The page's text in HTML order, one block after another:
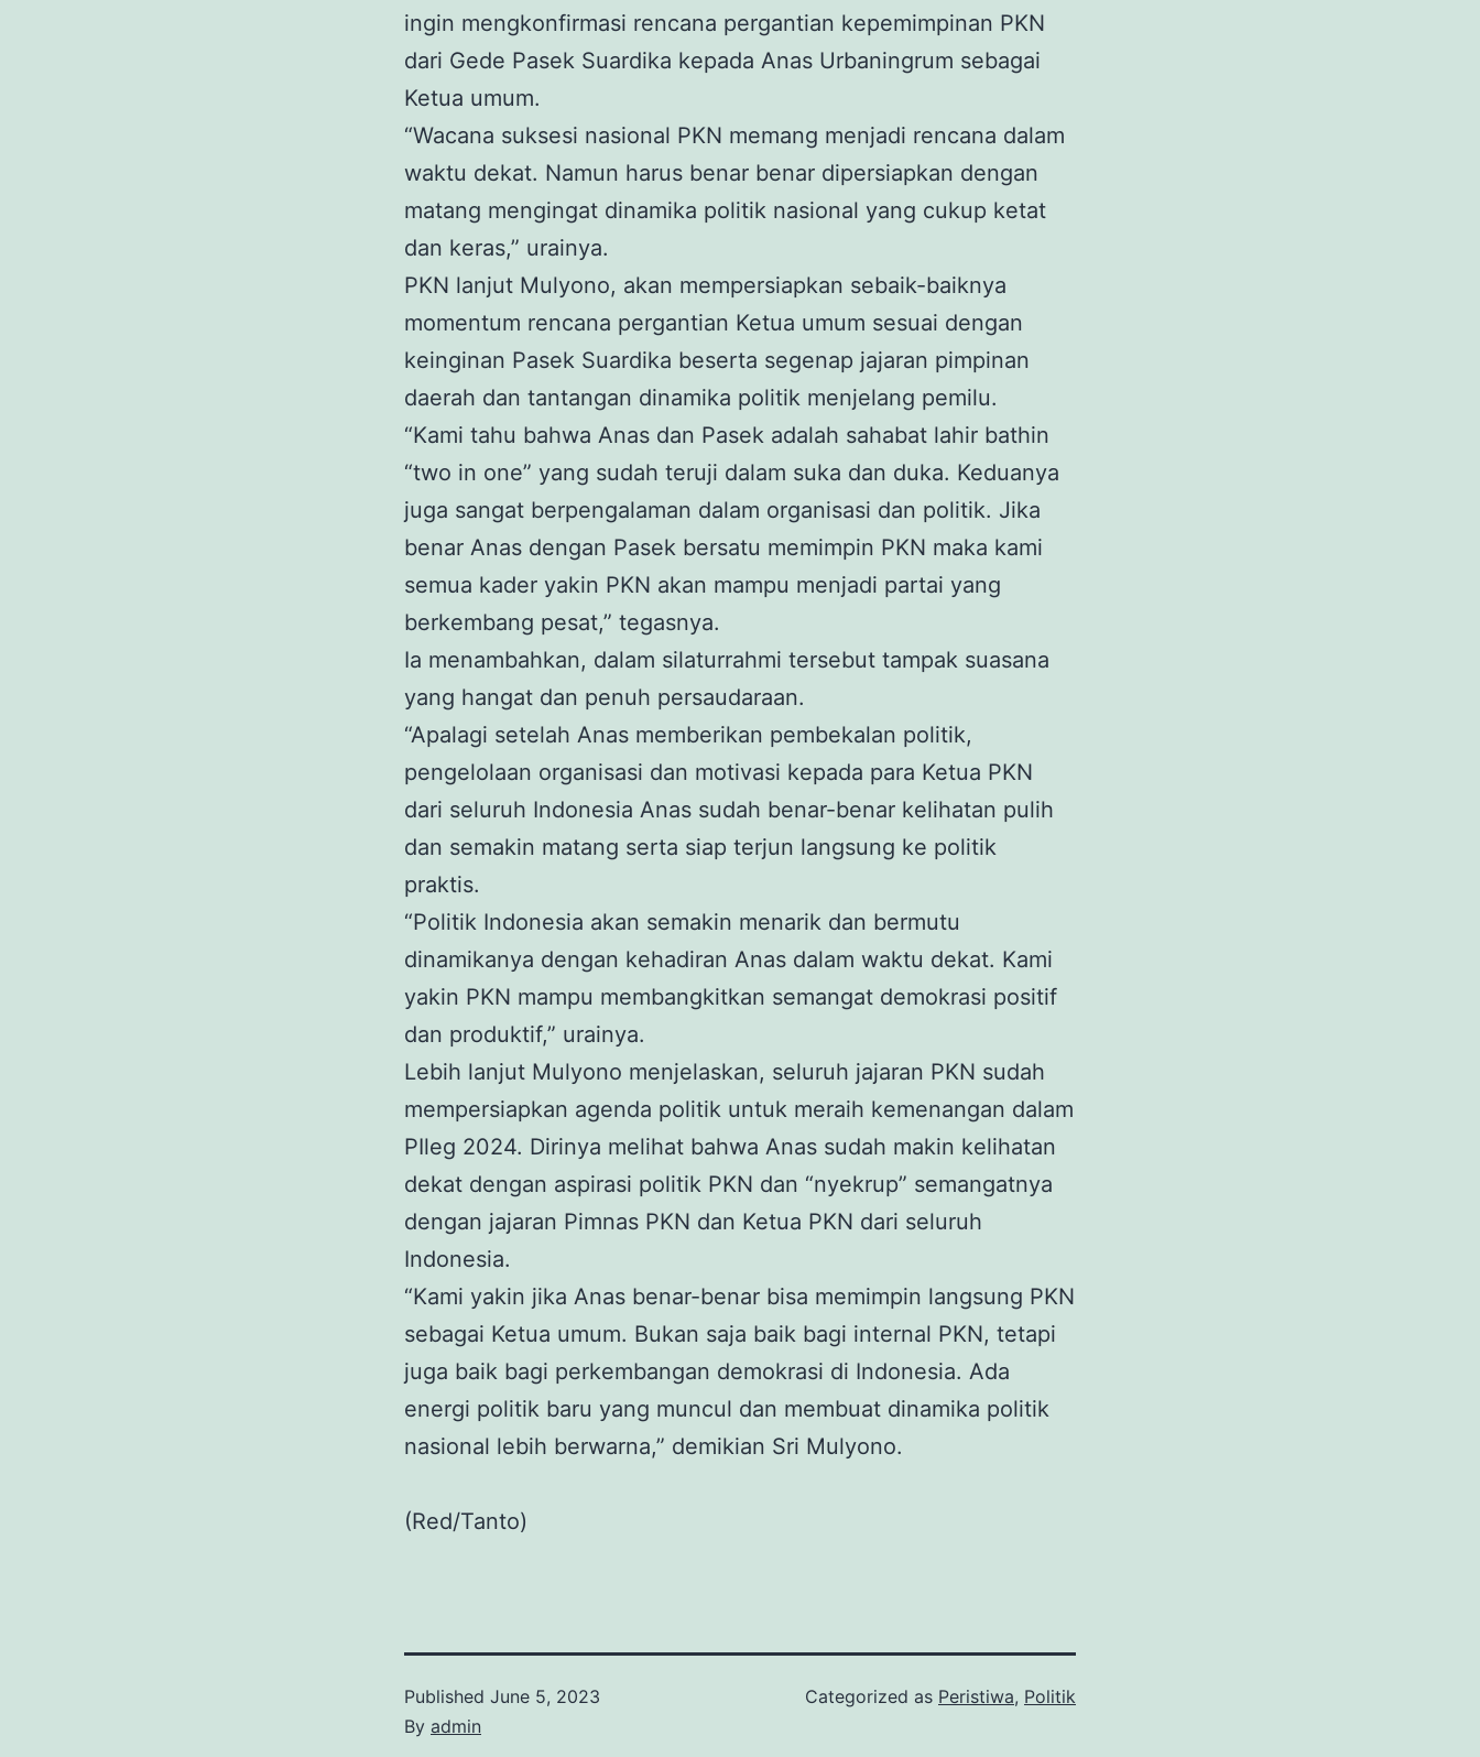
ingin mengkonfirmasi rencana pergantian kepemimpinan PKN
dari Gede Pasek Suardika kepada Anas Urbaningrum sebagai
Ketua umum.
“Wacana suksesi nasional PKN memang menjadi rencana dalam
waktu dekat. Namun harus benar benar dipersiapkan dengan
matang mengingat dinamika politik nasional yang cukup ketat
dan keras,” urainya.
PKN lanjut Mulyono, akan mempersiapkan sebaik-baiknya
momentum rencana pergantian Ketua umum sesuai dengan
keinginan Pasek Suardika beserta segenap jajaran pimpinan
daerah dan tantangan dinamika politik menjelang pemilu.
“Kami tahu bahwa Anas dan Pasek adalah sahabat lahir bathin
“two in one” yang sudah teruji dalam suka dan duka. Keduanya
juga sangat berpengalaman dalam organisasi dan politik. Jika
benar Anas dengan Pasek bersatu memimpin PKN maka kami
semua kader yakin PKN akan mampu menjadi partai yang
berkembang pesat,” tegasnya.
Ia menambahkan, dalam silaturrahmi tersebut tampak suasana
yang hangat dan penuh persaudaraan.
“Apalagi setelah Anas memberikan pembekalan politik,
pengelolaan organisasi dan motivasi kepada para Ketua PKN
dari seluruh Indonesia Anas sudah benar-benar kelihatan pulih
dan semakin matang serta siap terjun langsung ke politik
praktis.
“Politik Indonesia akan semakin menarik dan bermutu
dinamikanya dengan kehadiran Anas dalam waktu dekat. Kami
yakin PKN mampu membangkitkan semangat demokrasi positif
dan produktif,” urainya.
Lebih lanjut Mulyono menjelaskan, seluruh jajaran PKN sudah
mempersiapkan agenda politik untuk meraih kemenangan dalam
PIleg 2024. Dirinya melihat bahwa Anas sudah makin kelihatan
dekat dengan aspirasi politik PKN dan “nyekrup” semangatnya
dengan jajaran Pimnas PKN dan Ketua PKN dari seluruh
Indonesia.
“Kami yakin jika Anas benar-benar bisa memimpin langsung PKN
sebagai Ketua umum. Bukan saja baik bagi internal PKN, tetapi
juga baik bagi perkembangan demokrasi di Indonesia. Ada
energi politik baru yang muncul dan membuat dinamika politik
nasional lebih berwarna,” demikian Sri Mulyono.
(Red/Tanto)
Published June 5, 2023
By admin
Categorized as Peristiwa, Politik